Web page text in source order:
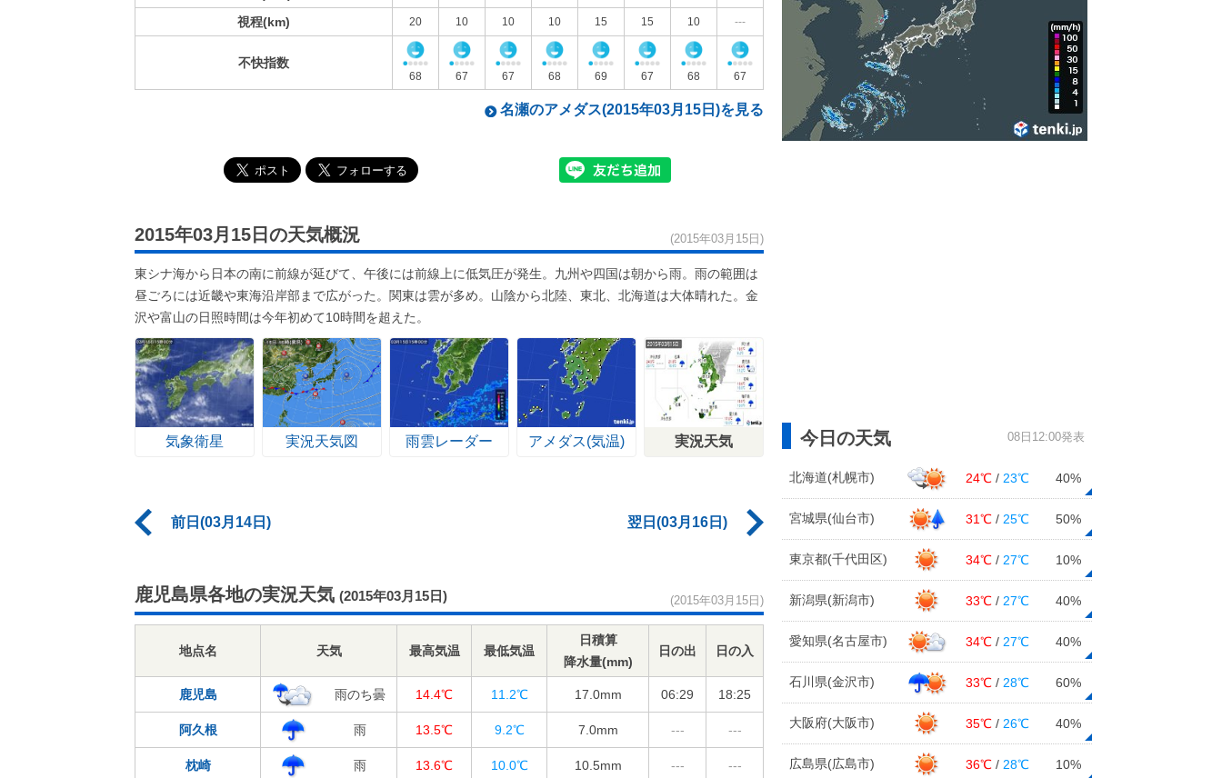
視程(km) 20 10 10 10 15 15 10 ---
不快指数
68 67 67 68 69 67 68 67
名瀬のアメダス(2015年03月15日)を見る
2015年03月15日の天気概況 (2015年03月15日)
東シナ海から日本の南に前線が延びて、午後には前線上に低気圧が発生。九州や四国は朝から雨。雨の範囲は
昼ごろには近畿や東海沿岸部まで広がった。関東は雲が多め。山陰から北陸、東北、北海道は大体晴れた。金
沢や富山の日照時間は今年初めて10時間を超えた。
気象衛星 実況天気図 雨雲レーダー アメダス(気温) 実況天気
前日(03月14日) 翌日(03月16日)
鹿児島県各地の実況天気 (2015年03月15日) (2015年03月15日)
地点名 天気 最高気温 最低気温
日積算
降水量(mm)
日の出 日の入
鹿児島 雨のち曇 14.4℃ 11.2℃ 17.0mm 06:29 18:25
阿久根 雨 13.5℃ 9.2℃ 7.0mm --- ---
枕崎 雨 13.6℃ 10.0℃ 10.5mm --- ---
今日の天気 08日12:00発表
北海道(札幌市) 24℃ / 23℃ 40%
宮城県(仙台市) 31℃ / 25℃ 50%
東京都(千代田区) 34℃ / 27℃ 10%
新潟県(新潟市) 33℃ / 27℃ 40%
愛知県(名古屋市) 34℃ / 27℃ 40%
石川県(金沢市) 33℃ / 28℃ 60%
大阪府(大阪市) 35℃ / 26℃ 40%
広島県(広島市) 36℃ / 28℃ 10%